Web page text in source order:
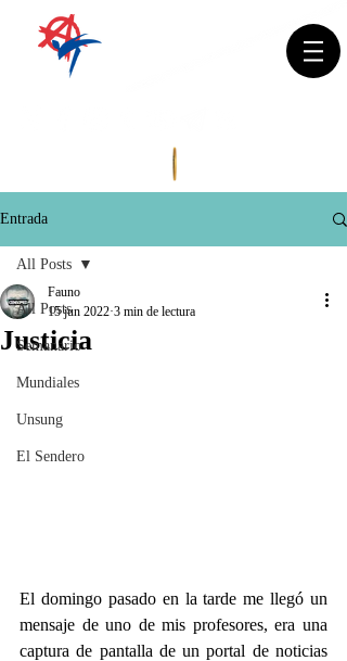
Entrada
All Posts
Semanario
Mundiales
Unsung
El Sendero
All Posts
Justicia
Fauno
15 jun 2022 3 min de lectura
El domingo pasado en la tarde me llegó un
mensaje de uno de mis profesores, era una
captura de pantalla de un portal de noticias